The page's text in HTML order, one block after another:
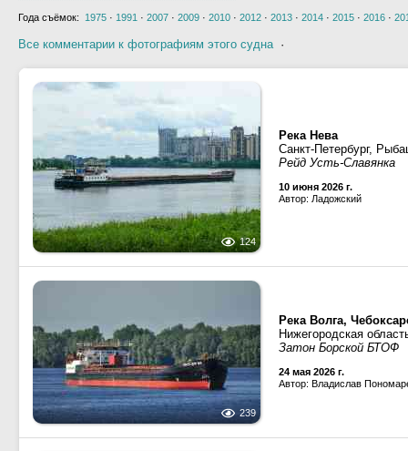
Года съёмок: 1975 · 1991 · 2007 · 2009 · 2010 · 2012 · 2013 · 2014 · 2015 · 2016 ·
Все комментарии к фотографиям этого судна·
124
Река Нева
Санкт-Петербург,
Рейд Усть-Славянка
10 июня 2026 г.
Автор: Ладожский
239
Река Волга,
Нижегородская
Затон Борской БТОФ
24 мая 2026 г.
Автор: Владислав